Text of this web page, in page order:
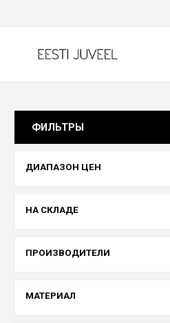
ФИЛЬТРЫ
ДИАПАЗОН ЦЕН
НА СКЛАДЕ
ПРОИЗВОДИТЕЛИ
МАТЕРИАЛ